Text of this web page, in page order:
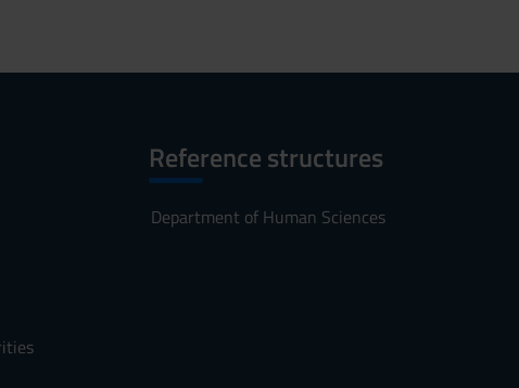
Reference structures
Department of Human Sciences